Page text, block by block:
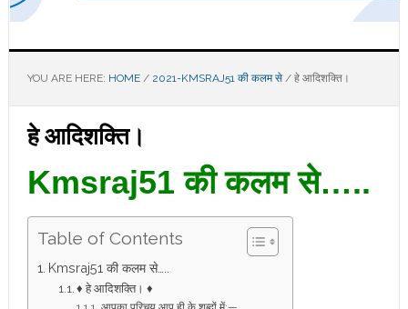
YOU ARE HERE: HOME / 2021-KMSRAJ51 की कलम से /हे आदिशक्ति।
हे आदिशक्ति।
Kmsraj51 की कलम से…..
Table of Contents
Kmsraj51 की कलम से…..
♦ हे आदिशक्ति। ♦